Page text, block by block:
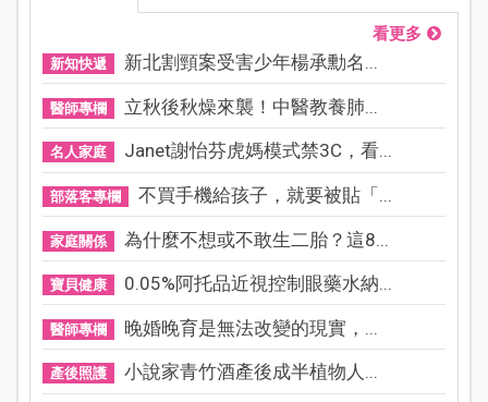
看更多
新知快遞 新北割頸案受害少年楊承勳名...
醫師專欄 立秋後秋燥來襲！中醫教養肺...
名人家庭 Janet謝怡芬虎媽模式禁3C，看...
部落客專欄 不買手機給孩子，就要被貼「...
家庭關係 為什麼不想或不敢生二胎？這8...
寶貝健康 0.05%阿托品近視控制眼藥水納...
醫師專欄 晚婚晚育是無法改變的現實，...
產後照護 小說家青竹酒產後成半植物人...